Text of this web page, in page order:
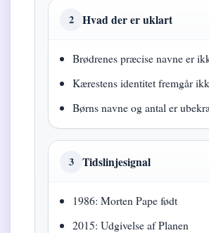
2 Hvad der er uklart
Brødrenes præcise navne er
Kærestens identitet fremgår
Børns navne og antal er
3 Tidslinjesignal
1986: Morten Pape født
2015: Udgivelse af Planen